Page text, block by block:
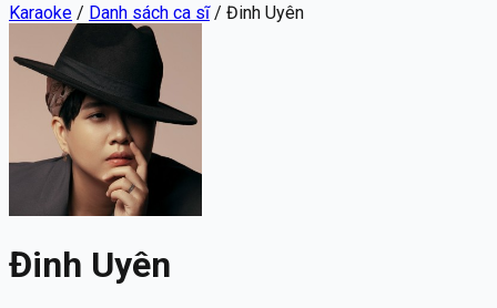
Karaoke / Danh sách ca sĩ/ Đinh Uyên
Đinh Uyên